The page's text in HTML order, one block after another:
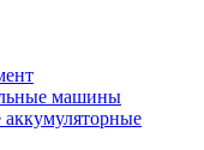
машины
аккумуляторные